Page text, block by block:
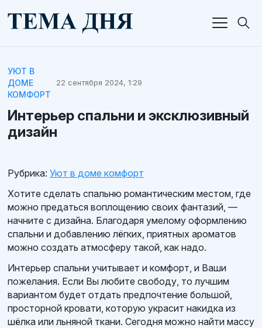
УЮТ В
ДОМЕ
КОМФОРТ
22 сентября 2024, 1:29
Интерьер спальни и эксклюзивный
дизайн
Рубрика: Уют в доме комфорт
Хотите сделать спальню романтическим местом, где
можно предаться воплощению своих фантазий, —
начните с дизайна. Благодаря умелому оформлению
спальни и добавлению лёгких, приятных ароматов
можно создать атмосферу такой, как надо.
Интерьер спальни учитывает и комфорт, и Ваши
пожелания. Если Вы любите свободу, то лучшим
вариантом будет отдать предпочтение большой,
просторной кровати, которую украсит накидка из
шёлка или льняной ткани. Сегодня можно найти массу